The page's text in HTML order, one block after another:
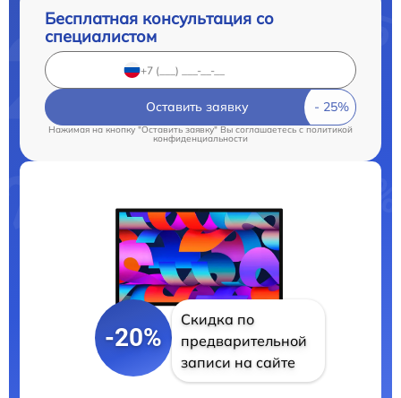
Бесплатная консультация со
специалистом
Оставить заявку
Нажимая на кнопку "Оставить заявку" Вы соглашаетесь cполитикой
конфиденциальности
-20%
Скидка по
предварительной
записи на сайте